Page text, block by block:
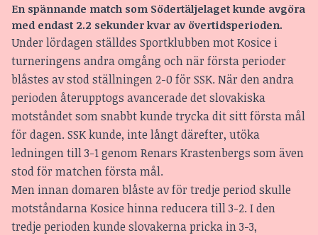
En spännande match som Södertäljelaget kunde avgöra
med endast 2.2 sekunder kvar av övertidsperioden.
Under lördagen ställdes Sportklubben mot Kosice i
turneringens andra omgång och när första perioder
blåstes av stod ställningen 2-0 för SSK. När den andra
perioden återupptogs avancerade det slovakiska
motståndet som snabbt kunde trycka dit sitt första mål
för dagen. SSK kunde, inte långt därefter, utöka
ledningen till 3-1 genom Renars Krastenbergs som även
stod för matchen första mål.
Men innan domaren blåste av för tredje period skulle
motståndarna Kosice hinna reducera till 3-2. I den
tredje perioden kunde slovakerna pricka in 3-3,